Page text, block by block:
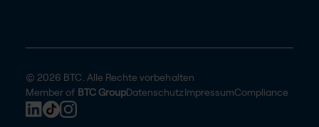
© 2026 BTC. Alle Rechte vorbehalten
Member of BTC GroupDatenschutz ImpressumCompliance